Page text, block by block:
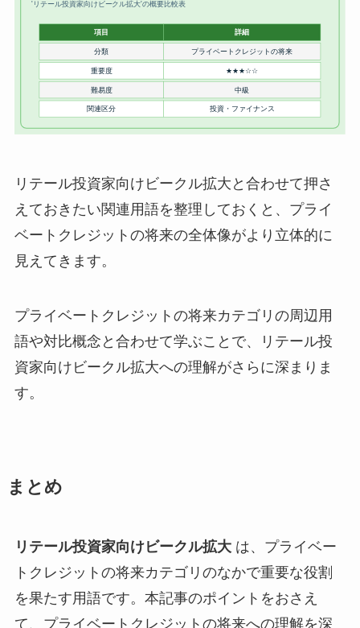
リテール投資家向けビークル拡大と合わせて押さ
えておきたい関連用語を整理しておくと、プライ
ベートクレジットの将来の全体像がより立体的に
見えてきます。
プライベートクレジットの将来カテゴリの周辺用
語や対比概念と合わせて学ぶことで、リテール投
資家向けビークル拡大への理解がさらに深まりま
す。
まとめ
リテール投資家向けビークル拡大は、プライベー
トクレジットの将来カテゴリのなかで重要な役割
を果たす用語です。本記事のポイントをおさえ
て、プライベートクレジットの将来への理解を深